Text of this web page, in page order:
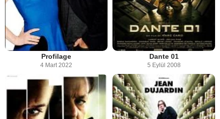
Profilage
4 Mart 2022
Dante 01
5 Eylül 2008